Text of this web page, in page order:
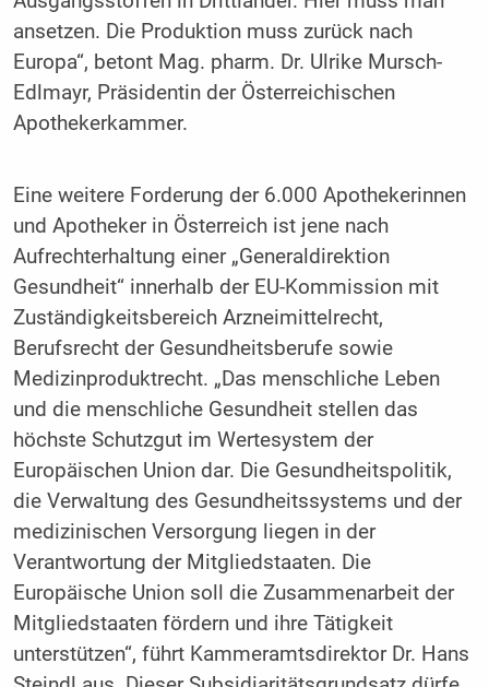
ansetzen. Die Produktion muss zurück nach
Europa“, betont Mag. pharm. Dr. Ulrike Mursch-
Edlmayr, Präsidentin der Österreichischen
Apothekerkammer.
Eine weitere Forderung der 6.000 Apothekerinnen
und Apotheker in Österreich ist jene nach
Aufrechterhaltung einer „Generaldirektion
Gesundheit“ innerhalb der EU-Kommission mit
Zuständigkeitsbereich Arzneimittelrecht,
Berufsrecht der Gesundheitsberufe sowie
Medizinproduktrecht. „Das menschliche Leben
und die menschliche Gesundheit stellen das
höchste Schutzgut im Wertesystem der
Europäischen Union dar. Die Gesundheitspolitik,
die Verwaltung des Gesundheitssystems und der
medizinischen Versorgung liegen in der
Verantwortung der Mitgliedstaaten. Die
Europäische Union soll die Zusammenarbeit der
Mitgliedstaaten fördern und ihre Tätigkeit
unterstützen“, führt Kammeramtsdirektor Dr. Hans